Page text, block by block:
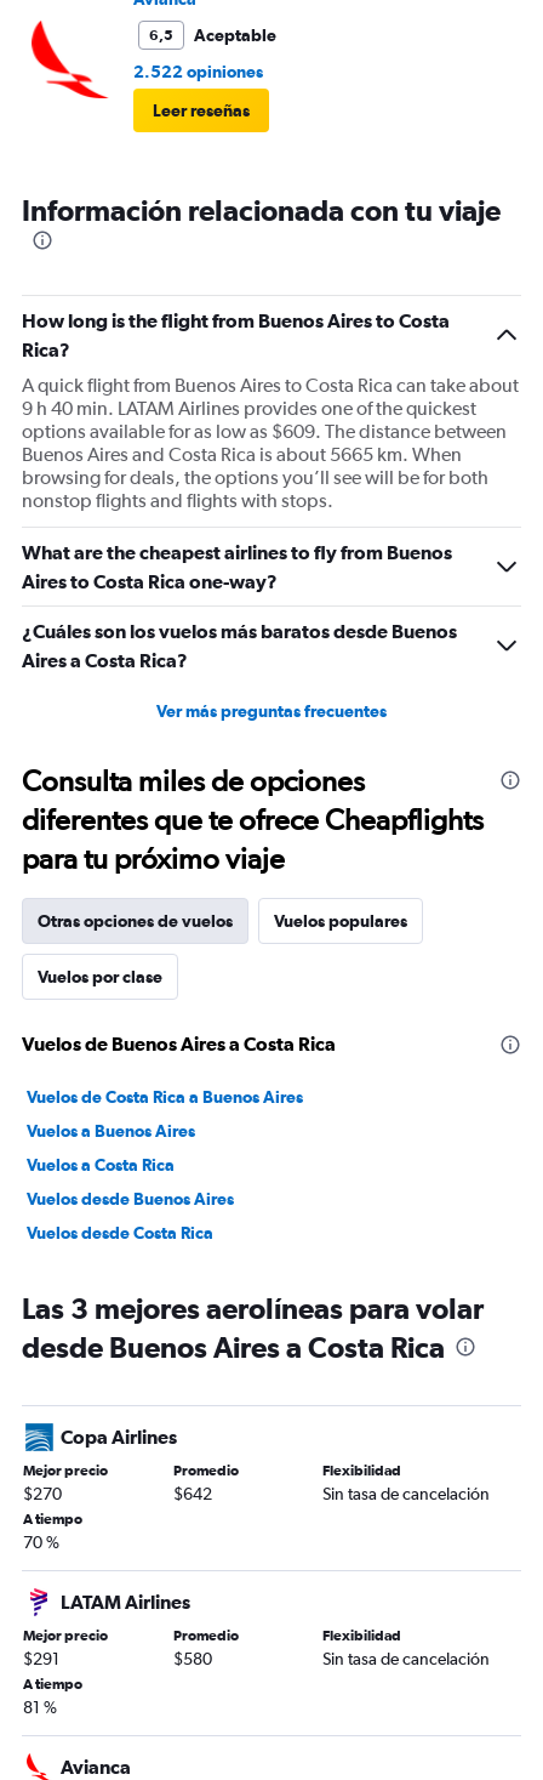
6,5
Aceptable
2.522 opiniones
Leer reseñas
Información relacionada con tu viaje
How long is the flight from Buenos Aires to Costa
Rica?
A quick flight from Buenos Aires to Costa Rica can take about
9 h 40 min. LATAM Airlines provides one of the quickest
options available for as low as $609. The distance between
Buenos Aires and Costa Rica is about 5665 km. When
browsing for deals, the options you’ll see will be for both
nonstop flights and flights with stops.
What are the cheapest airlines to fly from Buenos
Aires to Costa Rica one-way?
¿Cuáles son los vuelos más baratos desde Buenos
Aires a Costa Rica?
Ver más preguntas frecuentes
Consulta miles de opciones
diferentes que te ofrece Cheapflights
para tu próximo viaje
Otras opciones de vuelos Vuelos populares
Vuelos por clase
Vuelos de Buenos Aires a Costa Rica
Vuelos de Costa Rica a Buenos Aires
Vuelos a Buenos Aires
Vuelos a Costa Rica
Vuelos desde Buenos Aires
Vuelos desde Costa Rica
Las 3 mejores aerolíneas para volar
desde Buenos Aires a Costa Rica
Copa Airlines
Mejor precio
$270
Promedio
$642
Flexibilidad
Sin tasa de cancelación
A tiempo
70 %
LATAM Airlines
Mejor precio
$291
Promedio
$580
Flexibilidad
Sin tasa de cancelación
A tiempo
81 %
Avianca